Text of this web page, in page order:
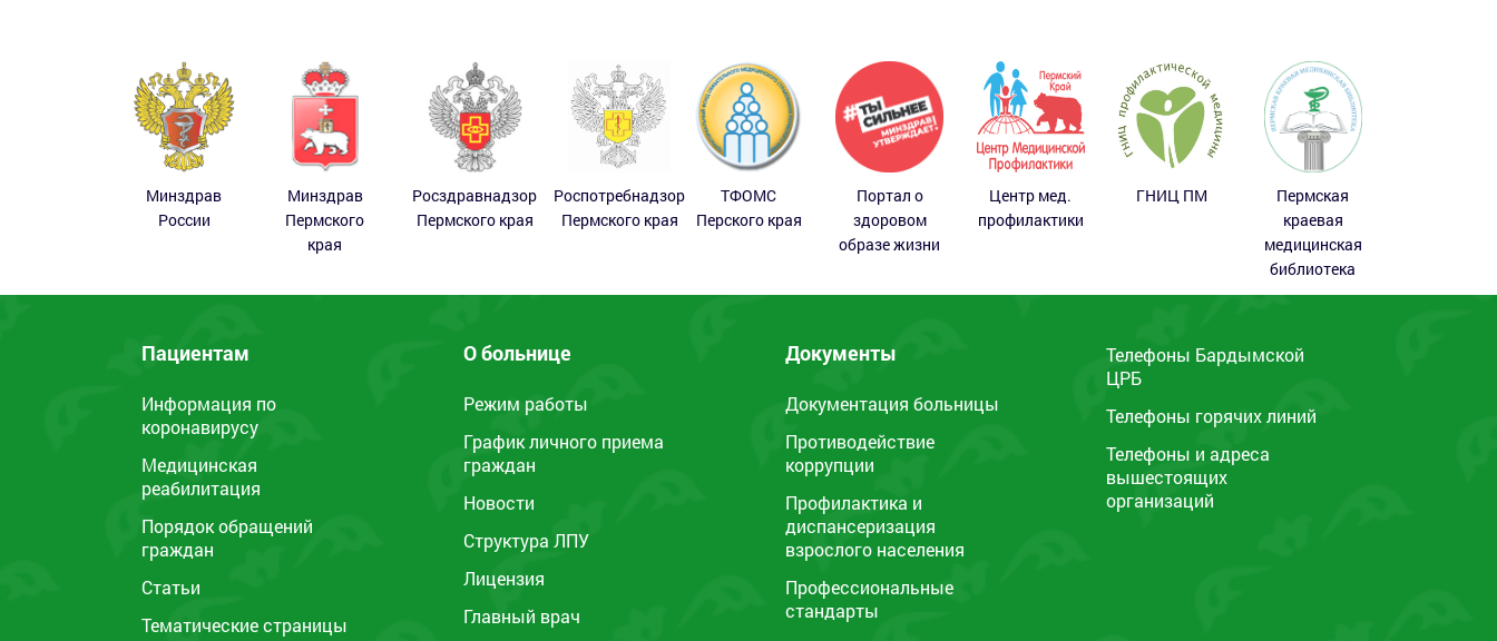
Минздрав
России
Минздрав
Пермского
края
Росздравнадзор
Пермского края
Роспотребнадзор
Пермского края
ТФОМС
Перского края
Портал о
здоровом
образе жизни
Центр мед.
профилактики
ГНИЦ ПМ
Пермская
краевая
медицинская
библиотека
Пациентам
Информация по
коронавирусу
Медицинская
реабилитация
Порядок обращений
граждан
Статьи
Тематические страницы
О больнице
Режим работы
График личного приема
граждан
Новости
Структура ЛПУ
Лицензия
Главный врач
Документы
Документация больницы
Противодействие
коррупции
Профилактика и
диспансеризация
взрослого населения
Профессиональные
стандарты
Телефоны Бардымской
ЦРБ
Телефоны горячих линий
Телефоны и адреса
вышестоящих
организаций